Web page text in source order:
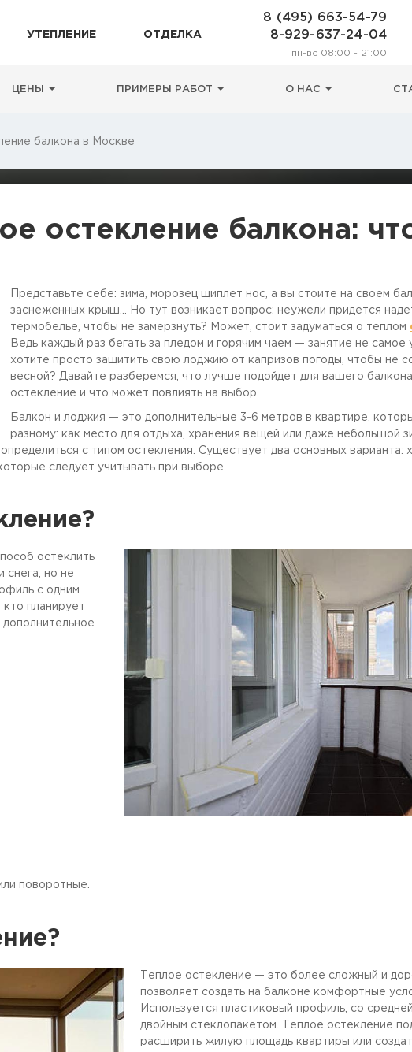
УТЕПЛЕНИЕ ОТДЕЛКА
8 (495) 663-54-79
8-929-637-24-04
пн-вс 08:00 - 21:00
ЦЕНЫ ПРИМЕРЫ РАБОТ О НАС
балкона в Москве
остекление балкона:
Представьте себе: зима, морозец щиплет нос, а вы стоите на своем
заснеженных крыш... Но тут возникает вопрос: неужели придется
термобелье, чтобы не замерзнуть? Может, стоит задуматься о теплом
Ведь каждый раз бегать за пледом и горячим чаем — занятие не
хотите просто защитить свою лоджию от капризов погоды, чтобы не
весной? Давайте разберемся, что лучше подойдет для вашего
остекление и что может повлиять на выбор.
Балкон и лоджия — это дополнительные 3-6 метров в квартире,
разному: как место для отдыха, хранения вещей или даже небольшой
с типом остекления. Существует два основных варианта:
следует учитывать при выборе.
остеклить
снега, но не
с одним
планирует
дополнительное
поворотные.
Теплое остекление — это более сложный и
позволяет создать на балконе комфортные
Используется пластиковый профиль, со
двойным стеклопакетом. Теплое остекление
расширить жилую площадь квартиры или